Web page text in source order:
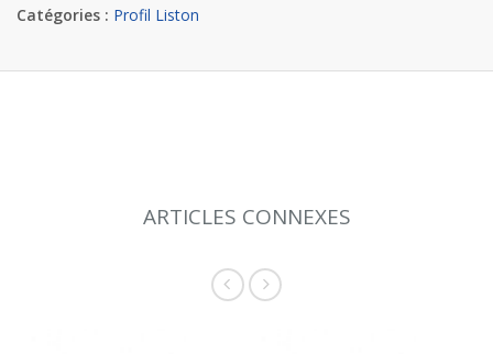
Catégories : Profil Liston
ARTICLES CONNEXES